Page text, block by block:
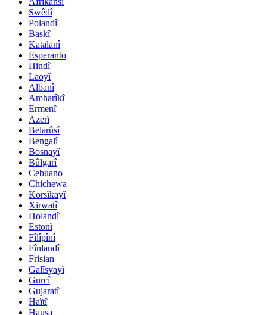
Swêdî
Polandî
Baskî
Katalanî
Esperanto
Hindî
Laoyî
Albanî
Amharîkî
Ermenî
Azerî
Belarûsî
Bengalî
Bosnayî
Bûlgarî
Cebuano
Chichewa
Korsîkayî
Xirwatî
Holandî
Estonî
Fîlîpînî
Fînlandî
Frisian
Galîsyayî
Gurcî
Gujaratî
Haîtî
Hausa